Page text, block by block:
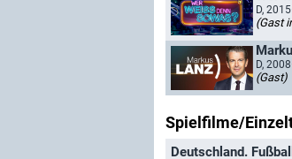
D,
(Gast
D,
(Gast)
Spielfilme/
Deutschland.